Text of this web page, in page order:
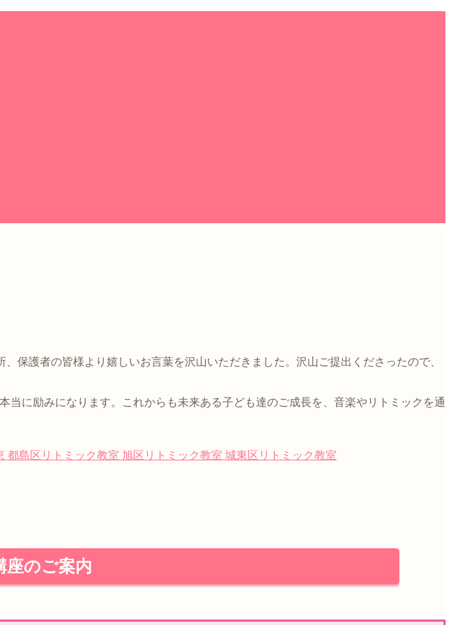
保護者の皆様より嬉しいお言葉を沢山いただきました。沢山ご提出くださったので、
に励みになります。これからも未来ある子ども達のご成長を、音楽やリトミックを通
都島区リトミック教室 旭区リトミック教室 城東区リトミック教室
座のご案内